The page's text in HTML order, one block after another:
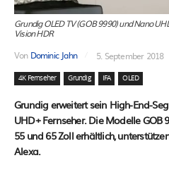
Grundig OLED TV (GOB 9990) und Nano
Vision HDR
Von Dominic Jahn 5. September 2018
4K Fernseher Grundig IFA OLED
Grundig erweitert sein High-End-
UHD+ Fernseher. Die Modelle GOB
55 und 65 Zoll erhältlich,
Alexa.